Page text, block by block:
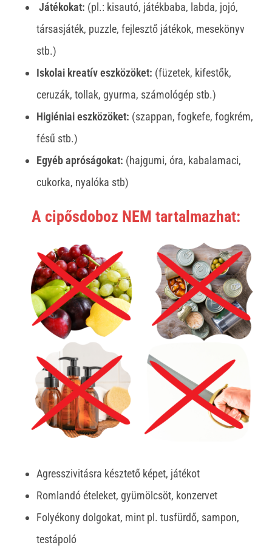
Játékokat: (pl.: kisautó, játékbaba, labda, jojó,
társasjáték, puzzle, fejlesztő játékok, mesekönyv
stb.)
Iskolai kreatív eszközöket: (füzetek, kifestők,
ceruzák, tollak, gyurma, számológép stb.)
Higiéniai eszközöket: (szappan, fogkefe, fogkrém,
fésű stb.)
Egyéb apróságokat: (hajgumi, óra, kabalamaci,
cukorka, nyalóka stb)
A cipősdoboz NEM tartalmazhat:
Agresszivitásra késztető képet, játékot
Romlandó ételeket, gyümölcsöt, konzervet
Folyékony dolgokat, mint pl. tusfürdő, sampon,
testápoló